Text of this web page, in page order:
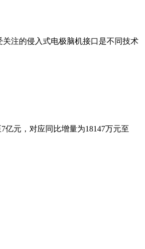
注的侵入式电极脑机接口是不同技术
元，对应同比增量为18147万元至